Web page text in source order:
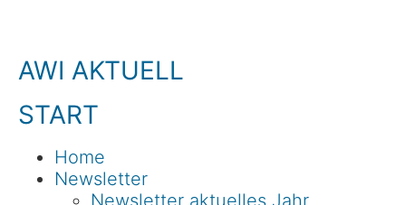
AWI AKTUELL
START
Home
Newsletter
Newsletter aktuelles Jahr